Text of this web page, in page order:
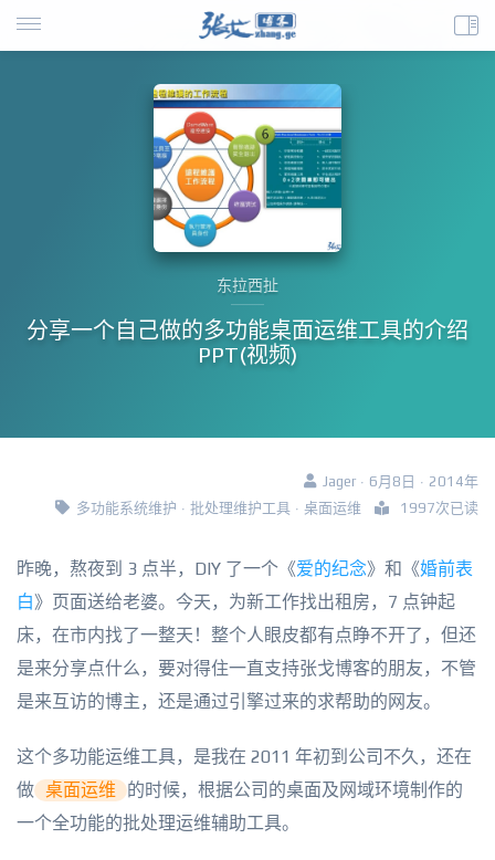
东拉西扯
分享一个自己做的多功能桌面运维工具的介绍
PPT(视频)
Jager · 6月8日 · 2014年
多功能系统维护 · 批处理维护工具 · 桌面运维 1997次已读
昨晚，熬夜到 3 点半，DIY 了一个《爱的纪念》和《婚前表
白》页面送给老婆。今天，为新工作找出租房，7 点钟起
床，在市内找了一整天！整个人眼皮都有点睁不开了，但还
是来分享点什么，要对得住一直支持张戈博客的朋友，不管
是来互访的博主，还是通过引擎过来的求帮助的网友。
这个多功能运维工具，是我在 2011 年初到公司不久，还在
做 桌面运维
的时候，根据公司的桌面及网域环境制作的
一个全功能的批处理运维辅助工具。